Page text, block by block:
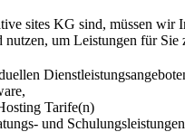
sites KG sind, müssen wir
nutzen, um Leistungen für Sie
Tarife(n)
und Schulungsleistungen